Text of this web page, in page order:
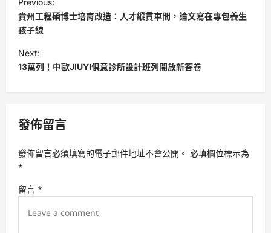
o
s
t
n
a
i
a
t
i
貴州工程碩博士培育改造：人才縱貫車間，論文寫在專包養生
孩子線
Next:
13萬列！中歐JIUYI俱意診所設計班列開放新答卷
發佈留言
發佈留言必須填寫的電子郵件地址不會公開。 必填欄位標示為
*
留言 *